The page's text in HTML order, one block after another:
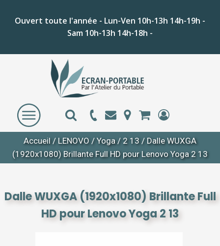
Ouvert toute l'année - Lun-Ven 10h-13h 14h-19h -
Sam 10h-13h 14h-18h -
Accueil/ LENOVO / Yoga/ 2 13/ Dalle WUXGA
(1920x1080) Brillante Full HD pour Lenovo Yoga 2 13
Dalle WUXGA (1920x1080) Brillante Full
HD pour Lenovo Yoga 2 13